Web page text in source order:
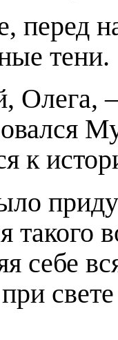
перед
тени.
Олега, –
к
такого
себе